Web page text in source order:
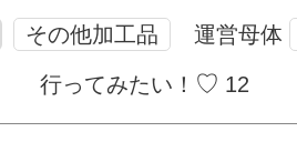
その他加工品 運営母体
行ってみたい！ ♡ 12